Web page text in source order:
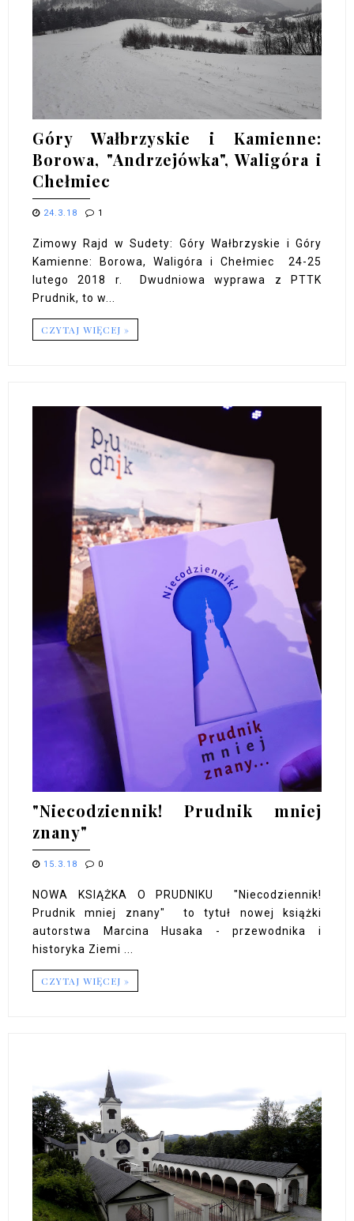
Góry Wałbrzyskie i Kamienne:
Borowa, "Andrzejówka", Waligóra i
Chełmiec
24.3.18 1
Zimowy Rajd w Sudety: Góry Wałbrzyskie i Góry
Kamienne: Borowa, Waligóra i Chełmiec 24-25
lutego 2018 r. Dwudniowa wyprawa z PTTK
Prudnik, to w...
CZYTAJ WIĘCEJ »
"Niecodziennik! Prudnik mniej
znany"
15.3.18 0
NOWA KSIĄŻKA O PRUDNIKU "Niecodziennik!
Prudnik mniej znany" to tytuł nowej książki
autorstwa Marcina Husaka - przewodnika i
historyka Ziemi ...
CZYTAJ WIĘCEJ »